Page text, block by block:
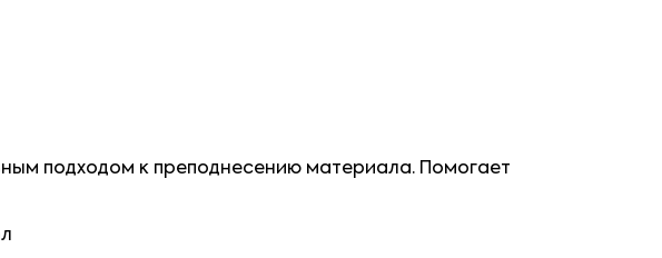
подходом к преподнесению материала. Помогает